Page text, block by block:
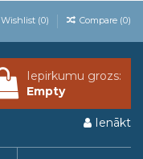
Wishlist (0) Compare (0)
Iepirkumu grozs:
Empty
Ienākt